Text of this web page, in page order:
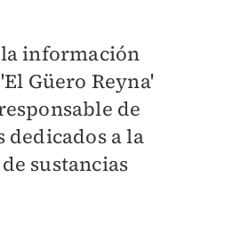
información
Güero Reyna'
de
a la
sustancias